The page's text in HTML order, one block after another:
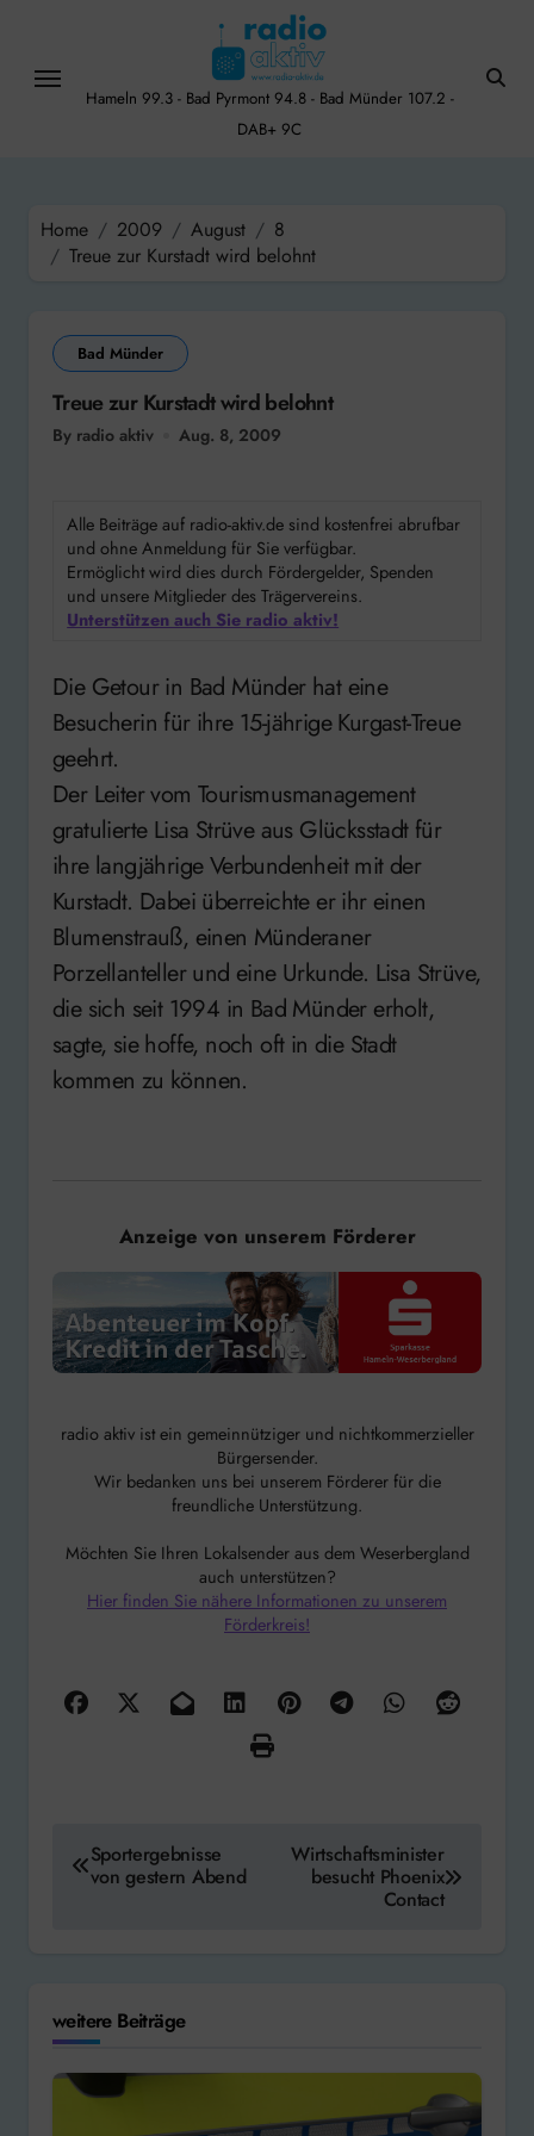
content
Hameln 99.3 - Bad Pyrmont 94.8 - Bad Münder 107.2 -
DAB+ 9C
Home 2009 August
8
Treue zur Kurstadt wird belohnt
Bad Münder
Treue zur Kurstadt wird belohnt
By radio aktiv Aug. 8, 2009
Alle Beiträge auf radio-aktiv.de sind kostenfrei abrufbar
und ohne Anmeldung für Sie verfügbar.
Ermöglicht wird dies durch Fördergelder, Spenden
und unsere Mitglieder des Trägervereins.
Unterstützen auch Sie radio aktiv!
Die Getour in Bad Münder hat eine
Besucherin für ihre 15-jährige Kurgast-Treue
geehrt.
Der Leiter vom Tourismusmanagement
gratulierte Lisa Strüve aus Glücksstadt für
ihre langjährige Verbundenheit mit der
Kurstadt. Dabei überreichte er ihr einen
Blumenstrauß, einen Münderaner
Porzellanteller und eine Urkunde. Lisa Strüve,
die sich seit 1994 in Bad Münder erholt,
sagte, sie hoffe, noch oft in die Stadt
kommen zu können.
Anzeige von unserem Förderer
radio aktiv ist ein gemeinnütziger und nichtkommerzieller
Bürgersender.
Wir bedanken uns bei unserem Förderer für die
freundliche Unterstützung.
Möchten Sie Ihren Lokalsender aus dem Weserbergland
auch unterstützen?
Hier finden Sie nähere Informationen zu unserem
Förderkreis!
Beitragsnavigation
Sportergebnisse
von gestern Abend
Wirtschaftsminister
besucht Phoenix
Contact
weitere Beiträge